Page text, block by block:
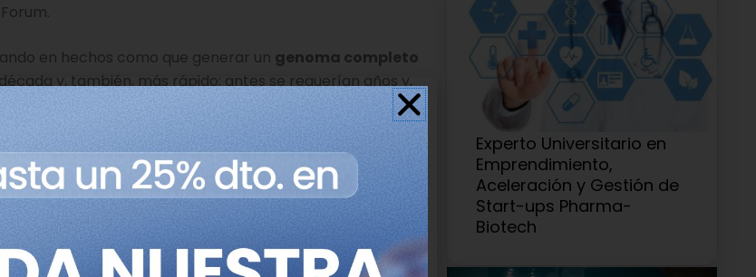
en hechos como que generar un genoma completo
y, también, más rápido: antes se requerían años y,
más la integración de estos datos con genealogías
así como de constantes vitales. Todo esto
y las pacientes allí donde den su acceso”, completa el
de dichosdatos genómicosviene dada porque ya se
de las personas y posibilitan, por ejemplo, conocer la
de fármacos.
no duda en calificar como una revoluciónlos
Experto Universitario en
Emprendimiento,
Aceleración y Gestión de
Start-ups Pharma-
Biotech